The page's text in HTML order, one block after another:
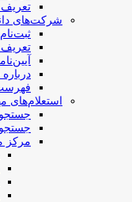
تعریف
شرکت‌های
استعلام‌های
مرکز